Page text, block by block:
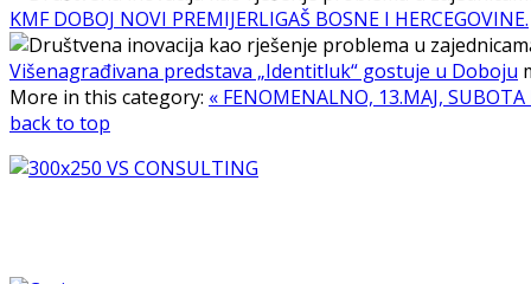
KMF DOBOJ NOVI PREMIJERLIGAŠ BOSNE I HERCEGOVINE.
Višenagrađivana predstava „Identitluk“ gostuje u Doboju
More in this category: « FENOMENALNO, 13.MAJ, SUBOTA
back to top